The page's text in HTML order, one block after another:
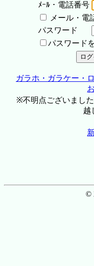
ﾒｰﾙ・電話番号
メール・電
パスワード
パスワード
ガラホ・ガラケー・
※不明点ございまし
越
©